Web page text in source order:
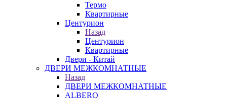
Термо
Квартирные
Центурион
Назад
Центурион
Квартирные
Двери - Китай
ДВЕРИ МЕЖКОМНАТНЫЕ
Назад
ДВЕРИ МЕЖКОМНАТНЫЕ
ALBERO